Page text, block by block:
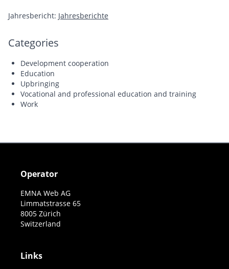
Jahresbericht: Jahresberichte
Categories
Development cooperation
Education
Upbringing
Vocational and professional education and training
Work
Operator
EMNA Web AG
Limmatstrasse 65
8005 Zürich
Switzerland
Links